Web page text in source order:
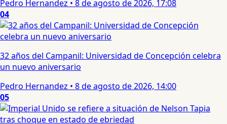
Pedro Hernandez • 8 de agosto de 2026, 17:08
04
32 años del Campanil: Universidad de Concepción celebra
un nuevo aniversario
Pedro Hernandez • 8 de agosto de 2026, 14:00
05